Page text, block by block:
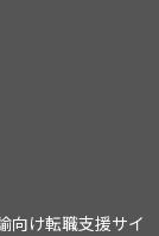
向け転職支援サイ